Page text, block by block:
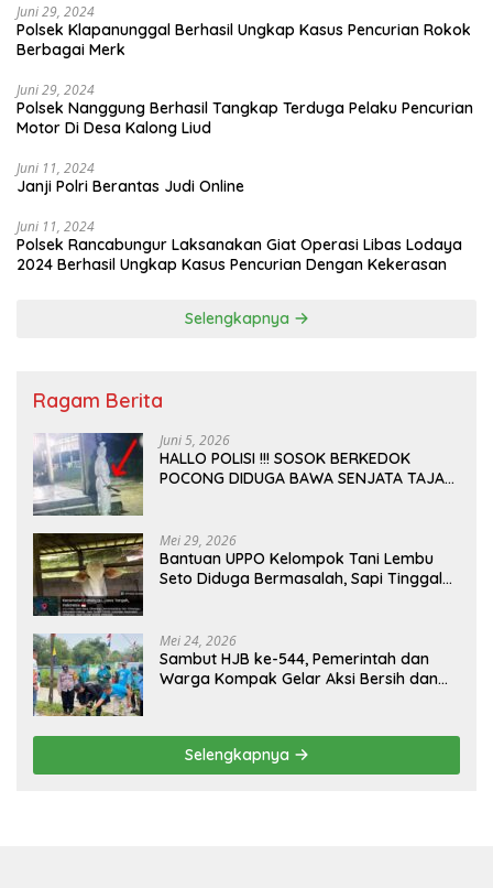
Juni 29, 2024
Polsek Klapanunggal Berhasil Ungkap Kasus Pencurian Rokok
Berbagai Merk
Juni 29, 2024
Polsek Nanggung Berhasil Tangkap Terduga Pelaku Pencurian
Motor Di Desa Kalong Liud
Juni 11, 2024
Janji Polri Berantas Judi Online
Juni 11, 2024
Polsek Rancabungur Laksanakan Giat Operasi Libas Lodaya
2024 Berhasil Ungkap Kasus Pencurian Dengan Kekerasan
Selengkapnya
Ragam Berita
Juni 5, 2026
HALLO POLISI !!! SOSOK BERKEDOK
POCONG DIDUGA BAWA SENJATA TAJAM
Mei 29, 2026
Bantuan UPPO Kelompok Tani Lembu
Seto Diduga Bermasalah, Sapi Tinggal
Mei 24, 2026
Sambut HJB ke-544, Pemerintah dan
Warga Kompak Gelar Aksi Bersih dan
Selengkapnya